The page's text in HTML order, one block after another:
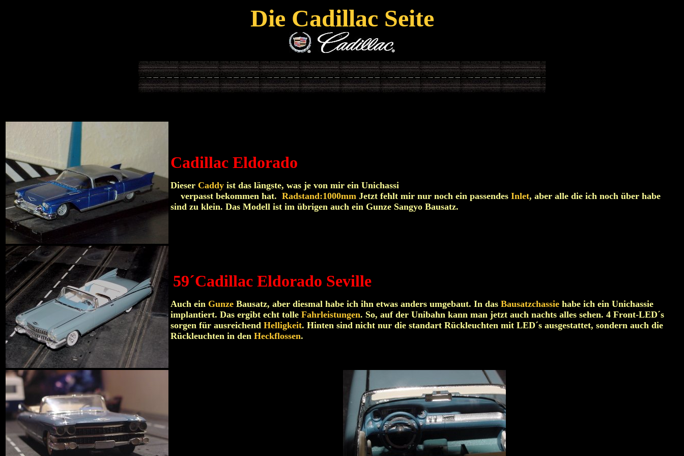
Die Cadillac Seite
Cadillac Eldorado
Dieser Caddy ist das längste, was je von mir ein Unichassi
verpasst bekommen hat. Radstand:1000mm Jetzt fehlt mir nur noch ein passendes Inlet, aber alle die ich noch über habe
sind zu klein. Das Modell ist im übrigen auch ein Gunze Sangyo Bausatz.
59´Cadillac Eldorado Seville
Auch ein Gunze Bausatz, aber diesmal habe ich ihn etwas anders umgebaut. In das Bausatzchassie habe ich ein Unichassie
implantiert. Das ergibt echt tolle Fahrleistungen. So, auf der Unibahn kann man jetzt auch nachts alles sehen. 4 Front-LED´s
sorgen für ausreichend Helligkeit. Hinten sind nicht nur die standart Rückleuchten mit LED´s ausgestattet, sondern auch die
Rückleuchten in den Heckflossen.